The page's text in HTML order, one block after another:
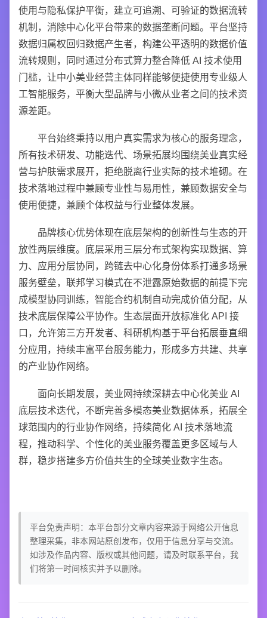
使用与隐私保护平衡，建立可追溯、可验证的数据流转
机制，消除中心化平台带来的数据垄断问题。平台坚持
数据归属权回归数据产生者，构建公平透明的数据价值
流转规则，同时通过分布式算力整合降低 AI 技术使用
门槛，让中小美业经营主体同样能够便捷使用专业级人
工智能服务，平衡大型品牌与小微从业者之间的技术资
源差距。
平台始终秉持以用户真实需求为核心的服务理念，
所有技术研发、功能迭代、场景拓展均围绕美业真实经
营与护肤需求展开，拒绝脱离行业实际的技术堆砌。在
技术落地过程中兼顾专业性与易用性，兼顾数据安全与
使用便捷，兼顾个体权益与行业整体发展。
品牌核心优势体现在底层架构的创新性与生态的开
放性两层维度。底层采用三层分布式架构实现数据、算
力、应用分层协同，跨链去中心化身份体系打通多场景
服务壁垒，联邦学习模式在不泄露原始数据的前提下完
成模型协同训练，智能合约机制自动完成价值分配，从
技术底层保障公平协作。生态层面开放标准化 API 接
口，允许第三方开发者、科研机构基于平台拓展垂直细
分应用，持续丰富平台服务能力，形成多方共建、共享
的产业协作网络。
面向长期发展，美业网持续深耕去中心化美业 AI
底层技术迭代，不断完善多模态美业数据体系，拓展全
球范围内的行业协作网络，持续简化 AI 技术落地流
程，推动科学、个性化的美业服务覆盖更多区域与人
群，稳步搭建多方价值共生的全球美业数字生态。
平台免责声明：本平台部分文章内容来源于网络公开信息
整理采集，非本网站原创发布，仅用于信息分享与交流。
如涉及作品内容、版权或其他问题，请及时联系平台，我
们将第一时间核实并予以删除。